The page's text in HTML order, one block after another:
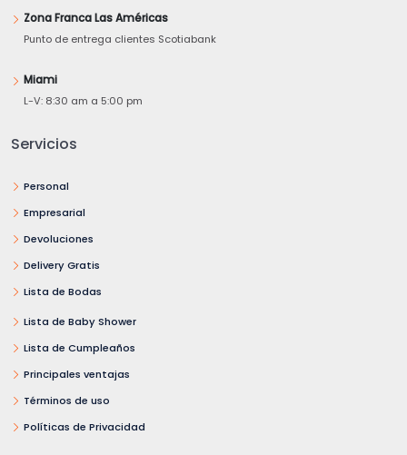
Zona Franca Las Américas
Punto de entrega clientes Scotiabank
Miami
L-V: 8:30 am a 5:00 pm
Servicios
Personal
Empresarial
Devoluciones
Delivery Gratis
Lista de Bodas
Lista de Baby Shower
Lista de Cumpleaños
Principales ventajas
Términos de uso
Políticas de Privacidad